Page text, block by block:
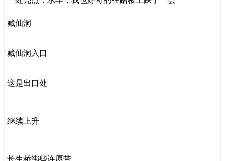
藏仙洞
藏仙洞入口
这是出口处
继续上升
长生桥绑些许愿带